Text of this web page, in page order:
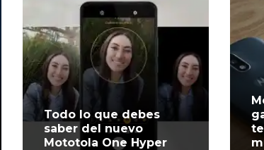
Todo lo que debes
saber del nuevo
Mototola One Hyper